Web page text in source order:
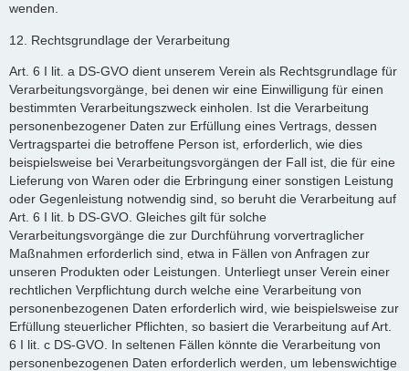
wenden.
12. Rechtsgrundlage der Verarbeitung
Art. 6 I lit. a DS-GVO dient unserem Verein als Rechtsgrundlage für
Verarbeitungsvorgänge, bei denen wir eine Einwilligung für einen
bestimmten Verarbeitungszweck einholen. Ist die Verarbeitung
personenbezogener Daten zur Erfüllung eines Vertrags, dessen
Vertragspartei die betroffene Person ist, erforderlich, wie dies
beispielsweise bei Verarbeitungsvorgängen der Fall ist, die für eine
Lieferung von Waren oder die Erbringung einer sonstigen Leistung
oder Gegenleistung notwendig sind, so beruht die Verarbeitung auf
Art. 6 I lit. b DS-GVO. Gleiches gilt für solche
Verarbeitungsvorgänge die zur Durchführung vorvertraglicher
Maßnahmen erforderlich sind, etwa in Fällen von Anfragen zur
unseren Produkten oder Leistungen. Unterliegt unser Verein einer
rechtlichen Verpflichtung durch welche eine Verarbeitung von
personenbezogenen Daten erforderlich wird, wie beispielsweise zur
Erfüllung steuerlicher Pflichten, so basiert die Verarbeitung auf Art.
6 I lit. c DS-GVO. In seltenen Fällen könnte die Verarbeitung von
personenbezogenen Daten erforderlich werden, um lebenswichtige